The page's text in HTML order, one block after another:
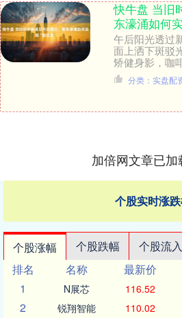
快牛盘 当旧
东濠涌如何
午后阳光透过
面上洒下斑驳
矫健身影，咖
穿越广州中心
己的“高光时刻
分类：实盘配
加倍网文章已加
个股实时涨
个股涨幅 个股跌幅 个股流入
排名
名称 最新价
1
N展芯 116.52
2 锐翔智能 110.02